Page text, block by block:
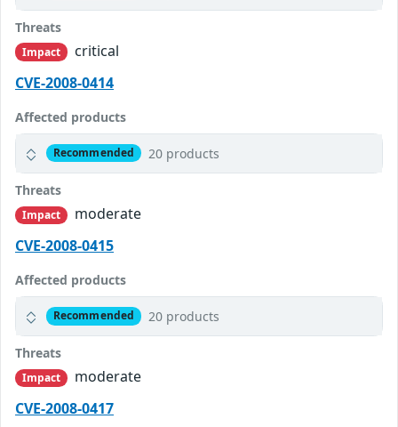
Threats
Impact
critical
CVE-2008-0414
Affected products
Recommended 20 products
Threats
Impact
moderate
CVE-2008-0415
Affected products
Recommended 20 products
Threats
Impact
moderate
CVE-2008-0417